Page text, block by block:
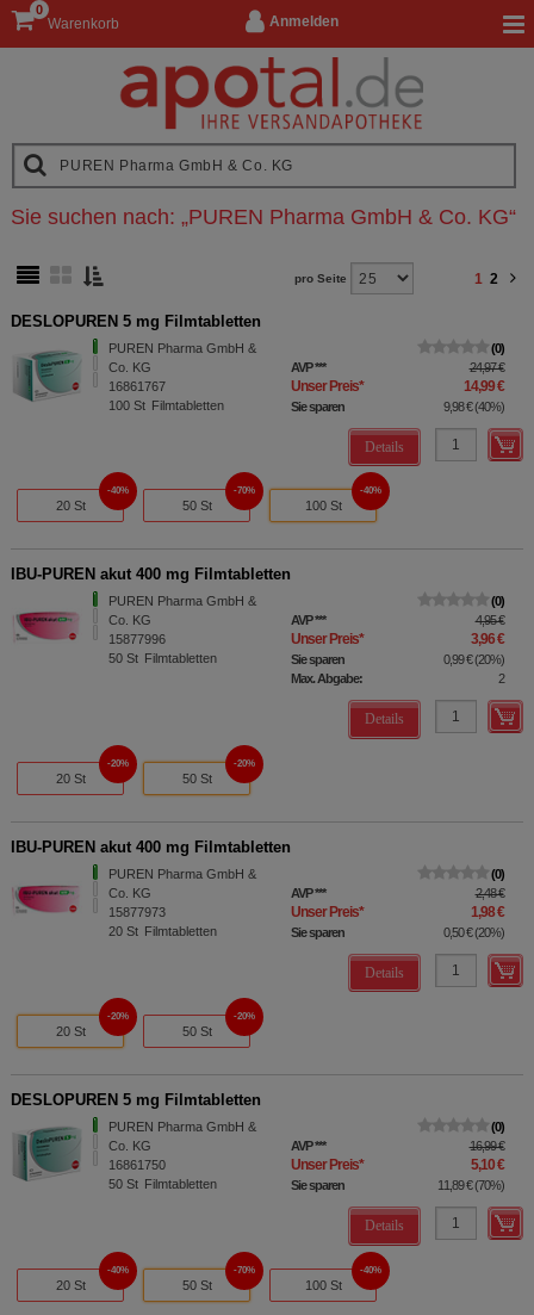
Anmelden
Warenkorb
0
Sie suchen nach: „PUREN Pharma GmbH & Co. KG“
pro Seite 1 2
DESLOPUREN 5 mg Filmtabletten
PUREN Pharma GmbH &
Co. KG
16861767
100 St Filmtabletten
0
AVP*** 24,97 €
Unser Preis* 14,99 €
Sie sparen 9,98 €(40%)
Details
20 St
40%
50 St
70%
100 St
40%
IBU-PUREN akut 400 mg Filmtabletten
PUREN Pharma GmbH &
Co. KG
15877996
50 St Filmtabletten
0
AVP*** 4,95 €
Unser Preis* 3,96 €
Sie sparen 0,99 €(20%)
Max. Abgabe:
2
Details
20 St
20%
50 St
20%
IBU-PUREN akut 400 mg Filmtabletten
PUREN Pharma GmbH &
Co. KG
15877973
20 St Filmtabletten
0
AVP*** 2,48 €
Unser Preis* 1,98 €
Sie sparen 0,50 €(20%)
Details
20 St
20%
50 St
20%
DESLOPUREN 5 mg Filmtabletten
PUREN Pharma GmbH &
Co. KG
16861750
50 St Filmtabletten
0
AVP*** 16,99 €
Unser Preis* 5,10 €
Sie sparen 11,89 €(70%)
Details
20 St
40%
50 St
70%
100 St
40%